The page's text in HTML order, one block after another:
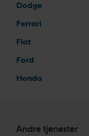
Dodge
Ferrari
Fiat
Ford
Honda
Andre tjenester